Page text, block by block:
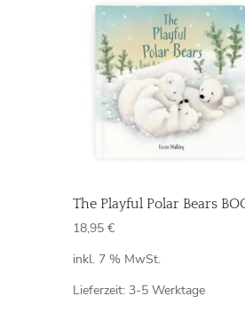
The Playful Polar Bears
18,95 €
inkl. 7 % MwSt.
Lieferzeit: 3-5 Werktage